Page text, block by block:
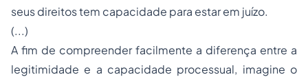
seus direitos tem capacidade para estar em juízo.
(...)
A fim de compreender facilmente a diferença entre a
legitimidade e a capacidade processual, imagine o